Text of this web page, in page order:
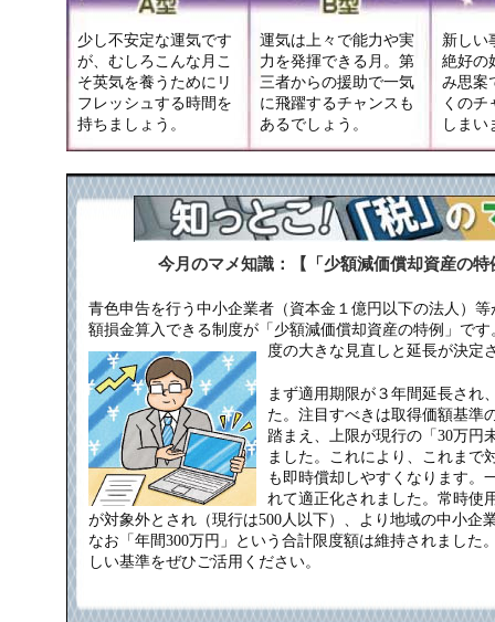
少し不安定な運気です
が、むしろこんな月こ
そ英気を養うためにリ
フレッシュする時間を
持ちましょう。
運気は上々で能力や実
力を発揮できる月。第
三者からの援助で一気
に飛躍するチャンスも
あるでしょう。
新しい
絶好の
み思案
くのチ
しまい
今月のマメ知識：【「少額減価償却資産の
青色申告を行う中小企業者（資本金１億円以下の法人）
額損金算入できる制度が「少額減価償却資産の特例」で
度の大きな見直しと延長が決定
まず適用期限が３年間延長され
た。注目すべきは取得価額基準
踏まえ、上限が現行の「30万円
ました。これにより、これまで
も即時償却しやすくなります。
れて適正化されました。常時使
が対象外とされ（現行は500人以下）、より地域の中小企
なお「年間300万円」という合計限度額は維持されました
しい基準をぜひご活用ください。